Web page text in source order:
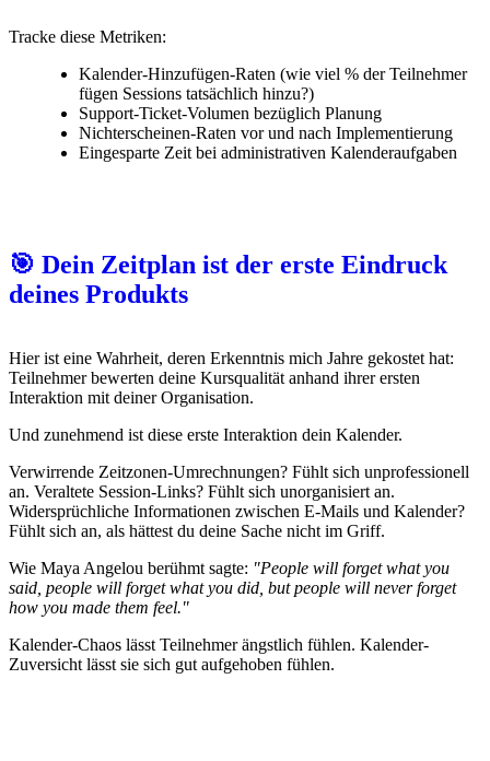
Tracke diese Metriken:
Kalender-Hinzufügen-Raten (wie viel % der Teilnehmer
fügen Sessions tatsächlich hinzu?)
Support-Ticket-Volumen bezüglich Planung
Nichterscheinen-Raten vor und nach Implementierung
Eingesparte Zeit bei administrativen Kalenderaufgaben
🎯 Dein Zeitplan ist der erste Eindruck
deines Produkts
Hier ist eine Wahrheit, deren Erkenntnis mich Jahre gekostet hat:
Teilnehmer bewerten deine Kursqualität anhand ihrer ersten
Interaktion mit deiner Organisation.
Und zunehmend ist diese erste Interaktion dein Kalender.
Verwirrende Zeitzonen-Umrechnungen? Fühlt sich unprofessionell
an. Veraltete Session-Links? Fühlt sich unorganisiert an.
Widersprüchliche Informationen zwischen E-Mails und Kalender?
Fühlt sich an, als hättest du deine Sache nicht im Griff.
Wie Maya Angelou berühmt sagte: "People will forget what you
said, people will forget what you did, but people will never forget
how you made them feel."
Kalender-Chaos lässt Teilnehmer ängstlich fühlen. Kalender-
Zuversicht lässt sie sich gut aufgehoben fühlen.